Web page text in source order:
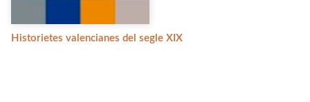
Historietes valencianes del segle XIX